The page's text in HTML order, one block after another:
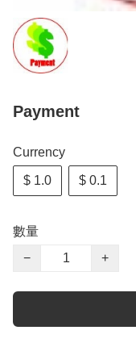
Payment
Currency
$ 1.0 $ 0.1
數量
−
+